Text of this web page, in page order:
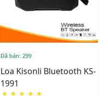
Đã bán: 299
Loa Kisonli Bluetooth KS-
1991
★ ★ ★ ★ ★